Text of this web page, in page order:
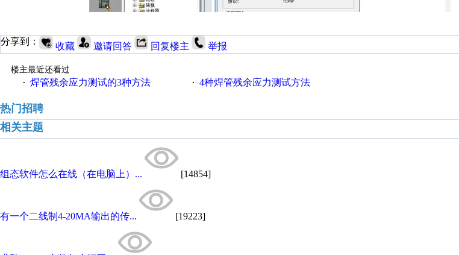
分享到： 收藏 邀请回答 回复楼主 举报
楼主最近还看过
· 焊管残余应力测试的3种方法 · 4种焊管残余应力测试方法
热门招聘
相关主题
组态软件怎么在线（在电脑上）... [14854]
有一个二线制4-20MA输出的传... [19223]